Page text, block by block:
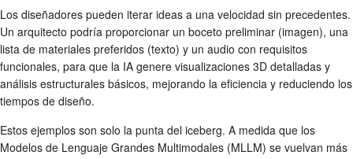
Los diseñadores pueden iterar ideas a una velocidad sin precedentes.
Un arquitecto podría proporcionar un boceto preliminar (imagen), una
lista de materiales preferidos (texto) y un audio con requisitos
funcionales, para que la IA genere visualizaciones 3D detalladas y
análisis estructurales básicos, mejorando la eficiencia y reduciendo los
tiempos de diseño.
Estos ejemplos son solo la punta del iceberg. A medida que los
Modelos de Lenguaje Grandes Multimodales (MLLM) se vuelvan más